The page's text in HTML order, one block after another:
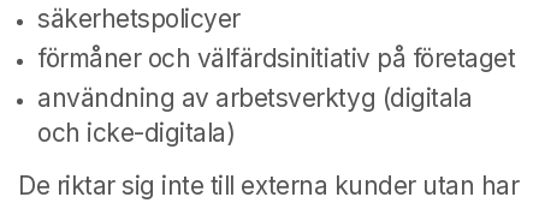
säkerhetspolicyer
förmåner och välfärdsinitiativ på företaget
användning av arbetsverktyg (digitala
och icke-digitala)
De riktar sig inte till externa kunder utan har